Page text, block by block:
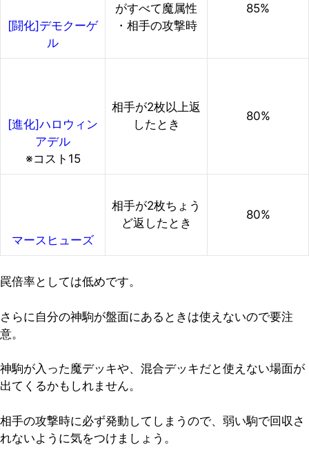
[闘化]デモクーゲ
ル
がすべて魔属性
・相手の攻撃時
85%
[進化]ハロウィン
アデル
※コスト15
相手が2枚以上返
したとき
80%
マースヒューズ
相手が2枚ちょう
ど返したとき
80%
罠倍率としては低めです。
さらに自分の神駒が盤面にあるときは使えないので要注
意。
神駒が入った魔デッキや、混合デッキだと使えない場面が
出てくるかもしれません。
相手の攻撃時に必ず発動してしまうので、 弱い駒で回収さ
れないように気をつけましょう 。